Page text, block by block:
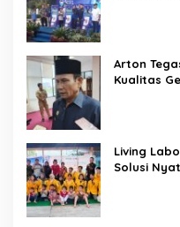
Arton
Kualitas
Living
Solusi